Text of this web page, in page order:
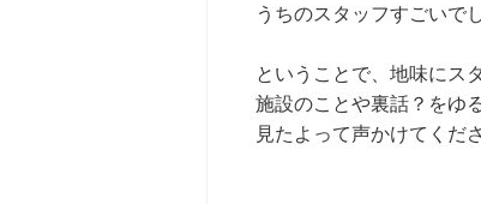
うちのスタッフすごいで
ということで、地味にス
施設のことや裏話？をゆ
見たよって声かけてくだ